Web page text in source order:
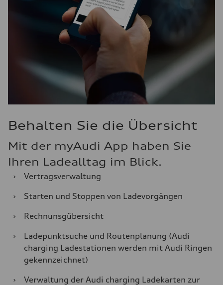
Behalten Sie die Übersicht
Mit der myAudi App haben Sie
Ihren Ladealltag im Blick.
›
Vertragsverwaltung
›
Starten und Stoppen von Ladevorgängen
›
Rechnunsgübersicht
›
Ladepunktsuche und Routenplanung (Audi
charging Ladestationen werden mit Audi Ringen
gekennzeichnet)
›
Verwaltung der Audi charging Ladekarten zur